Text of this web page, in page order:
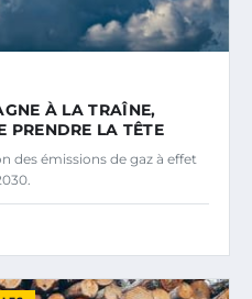
À LA TRAÎNE,
PRENDRE LA TÊTE
des émissions de gaz à effet